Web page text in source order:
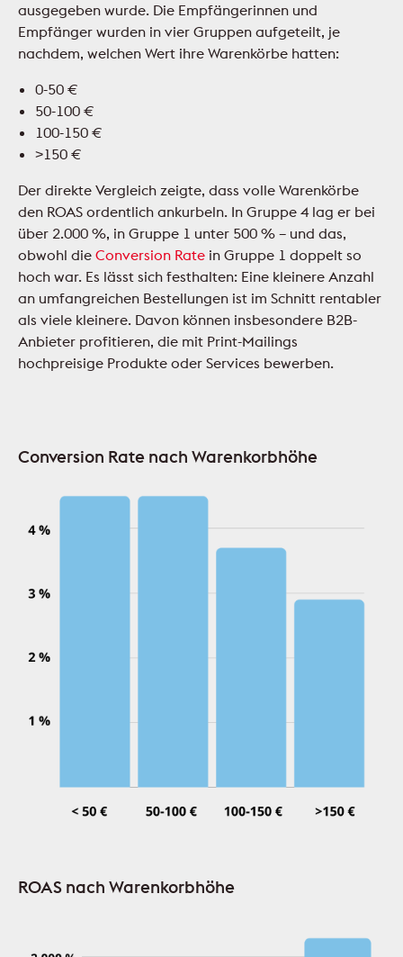
ausgegeben wurde. Die Empfängerinnen und
Empfänger wurden in vier Gruppen aufgeteilt, je
nachdem, welchen Wert ihre Warenkörbe hatten:
0-50 €
50-100 €
100-150 €
>150 €
Der direkte Vergleich zeigte, dass volle Warenkörbe
den ROAS ordentlich ankurbeln. In Gruppe 4 lag er bei
über 2.000 %, in Gruppe 1 unter 500 % – und das,
obwohl die Conversion Rate in Gruppe 1 doppelt so
hoch war. Es lässt sich festhalten: Eine kleinere Anzahl
an umfangreichen Bestellungen ist im Schnitt rentabler
als viele kleinere. Davon können insbesondere B2B-
Anbieter profitieren, die mit Print-Mailings
hochpreisige Produkte oder Services bewerben.
Conversion Rate nach Warenkorbhöhe
ROAS nach Warenkorbhöhe